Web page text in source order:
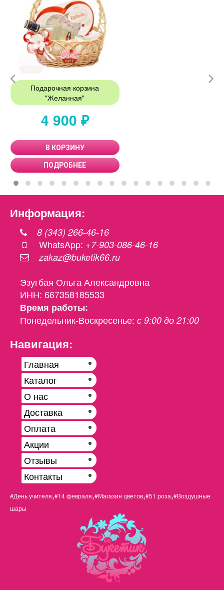
Подарочная корзина
"Желанная"
4 900 ₽
В КОРЗИНУ
ПОДРОБНЕЕ
Информация:
8 (343) 266-46-16
WhatsApp: +7-903-086-46-16
zakaz@buketik66.ru
Эзугбая Ольга Александровна
ИНН: 667358185533
Время работы:
Понедельник-Воскресенье: с 9:00 до 21:00
Навигация:
Главная
Каталог
О нас
Доставка
Оплата
Акции
Отзывы
Контакты
#День учителя,#14 февраля,#Магазин цветов,#51 роза,#Воздушные
шары